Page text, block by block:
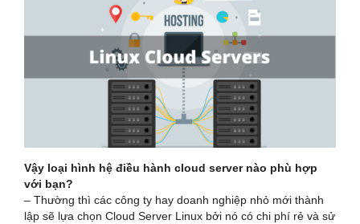
Vậy loại hình hệ điều hành cloud server nào phù hợp
với bạn?
– Thường thì các công ty hay doanh nghiệp nhỏ mới thành
lập sẽ lựa chọn Cloud Server Linux bởi nó có chi phí rẻ và sử